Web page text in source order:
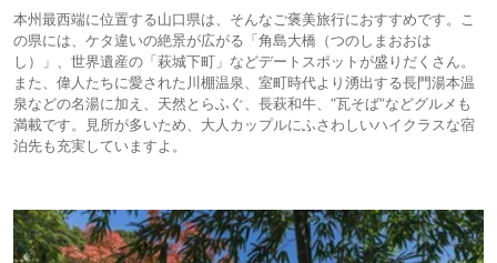
本州最西端に位置する山口県は、そんなご褒美旅行におすすめです。こ
の県には、ケタ違いの絶景が広がる「角島大橋（つのしまおおは
し）」、世界遺産の「萩城下町」などデートスポットが盛りだくさん。
また、偉人たちに愛された川棚温泉、室町時代より湧出する長門湯本温
泉などの名湯に加え、天然とらふぐ、長萩和牛、“瓦そば”などグルメも
満載です。見所が多いため、大人カップルにふさわしいハイクラスな宿
泊先も充実していますよ。